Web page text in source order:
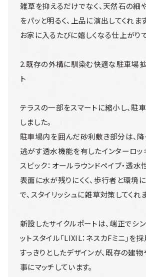
雑草を抑えるだけでなく、天然石の
をパッと明るく、上品に演出してくれます
お家に入るたびに嬉しくなる仕上がりで
2.既存の外構に馴染む快適な駐車場
ト
テラスの一部をスマートに縮小し、駐
しました。
駐車場内を囲んだ砂利敷き部分は、
逃がす透水機能を有したインターロッ
スビック：オールラウンドペイブ・透水
表面に水が残りにくく、歩行者と環境
で、スタイリッシュに雑草対策してくれま
新設したサイクルポートは、端正でシ
ットスタイル「LIXIL：ネスカFミニ」を採
すっきりとしたデザインが、既存の建
事にマッチしています。